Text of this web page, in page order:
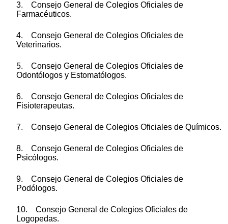
3. Consejo General de Colegios Oficiales de
Farmacéuticos.
4. Consejo General de Colegios Oficiales de
Veterinarios.
5. Consejo General de Colegios Oficiales de
Odontólogos y Estomatólogos.
6. Consejo General de Colegios Oficiales de
Fisioterapeutas.
7. Consejo General de Colegios Oficiales de Químicos.
8. Consejo General de Colegios Oficiales de
Psicólogos.
9. Consejo General de Colegios Oficiales de
Podólogos.
10. Consejo General de Colegios Oficiales de
Logopedas.